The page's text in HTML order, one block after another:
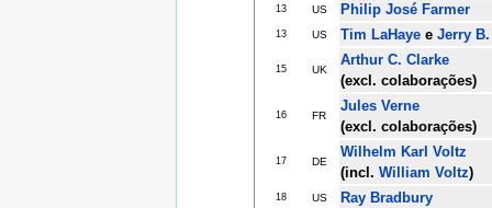
13 US Philip José Farmer
13 US Tim LaHaye e Jerry
15 UK
Arthur C. Clarke
(excl. colaborações)
16 FR
Jules Verne
(excl. colaborações)
17 DE
Wilhelm Karl Voltz
(incl. William Voltz)
18 US Ray Bradbury